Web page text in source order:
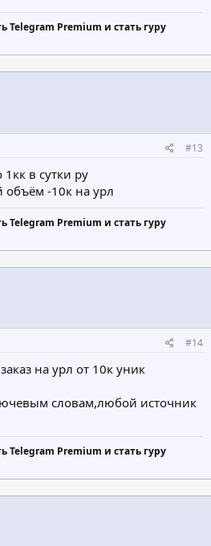
Telegram Premium и стать гуру
#13
в сутки ру
-10к на урл
Telegram Premium и стать гуру
#14
на урл от 10к уник
словам,любой источник
Telegram Premium и стать гуру